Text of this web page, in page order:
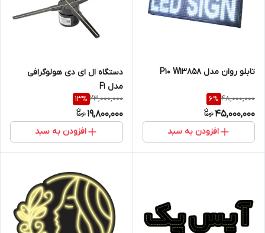
تابلو روان مدل P10 W13858
48,000,000
6%
45,000,000
افزودن به سبد
دستگاه ال ای دی هولوگرافی
مدل F1
23,000,000
13%
19,800,000
افزودن به سبد